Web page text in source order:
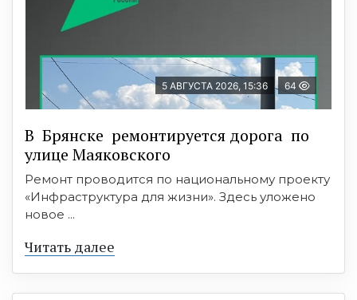
5 АВГУСТА 2026, 15:36 64
В Брянске ремонтируется дорога по
улице Маяковского
Ремонт проводится по национальному проекту
«Инфраструктура для жизни». Здесь уложено
новое ...
Читать далее